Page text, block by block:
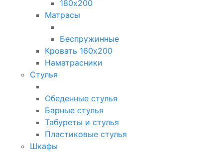
180х200
Матрасы
Беспружинные
Кровать 160х200
Наматрасники
Стулья
Обеденные стулья
Барные стулья
Табуреты и стулья
Пластиковые стулья
Шкафы